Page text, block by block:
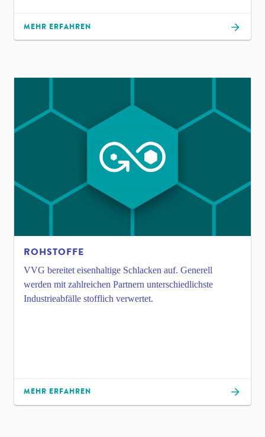
MEHR ERFAHREN
ROHSTOFFE
VVG bereitet eisenhaltige Schlacken auf. Generell
werden mit zahlreichen Partnern unterschiedlichste
Industrieabfälle stofflich verwertet.
MEHR ERFAHREN